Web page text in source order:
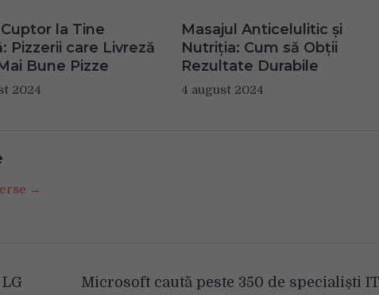
la Tine
Pizzerii care Livreză
Bune Pizze
2024
Masajul Anticelulitic și
Nutriția: Cum să Obții
Rezultate Durabile
4 august 2024
→
Microsoft caută peste 350 de specialiști IT